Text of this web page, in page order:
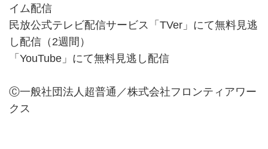
イム配信
民放公式テレビ配信サービス「TVer」にて無料見逃
し配信（2週間）
「YouTube」にて無料見逃し配信
Ⓒ一般社団法人超普通／株式会社フロンティアワー
クス